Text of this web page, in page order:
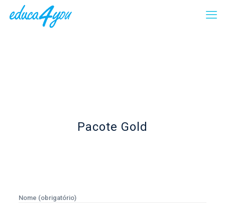
Pacote Gold
Nome (obrigatório)